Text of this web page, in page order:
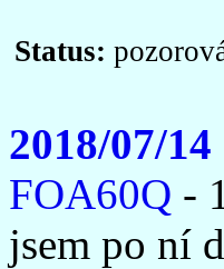
Status:
2018/07/
FOA60Q -
jsem po ní